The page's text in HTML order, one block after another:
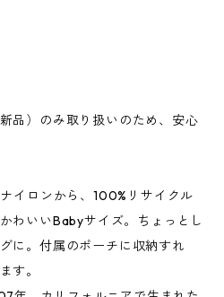
品）のみ取り扱いのため、安心
イロンから、100%リサイクル
わいいBabyサイズ。ちょっとし
に。付属のポーチに収納すれ
す。